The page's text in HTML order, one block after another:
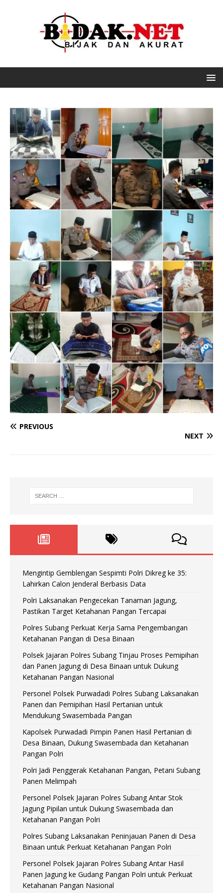
PREVIOUS
NEXT
Mengintip Gemblengan Sespimti Polri Dikreg ke 35:
Lahirkan Calon Jenderal Berbasis Data
Polri Laksanakan Pengecekan Tanaman Jagung,
Pastikan Target Ketahanan Pangan Tercapai
Polres Subang Perkuat Kerja Sama Pengembangan
Ketahanan Pangan di Desa Binaan
Polsek Jajaran Polres Subang Tinjau Proses Pemipihan
dan Panen Jagung di Desa Binaan untuk Dukung
Ketahanan Pangan Nasional
Personel Polsek Purwadadi Polres Subang Laksanakan
Panen dan Pemipihan Hasil Pertanian untuk
Mendukung Swasembada Pangan
Kapolsek Purwadadi Pimpin Panen Hasil Pertanian di
Desa Binaan, Dukung Swasembada dan Ketahanan
Pangan Polri
Polri Jadi Penggerak Ketahanan Pangan, Petani Subang
Panen Melimpah
Personel Polsek Jajaran Polres Subang Antar Stok
Jagung Pipilan untuk Dukung Swasembada dan
Ketahanan Pangan Polri
Polres Subang Laksanakan Peninjauan Panen di Desa
Binaan untuk Perkuat Ketahanan Pangan Polri
Personel Polsek Jajaran Polres Subang Antar Hasil
Panen Jagung ke Gudang Pangan Polri untuk Perkuat
Ketahanan Pangan Nasional